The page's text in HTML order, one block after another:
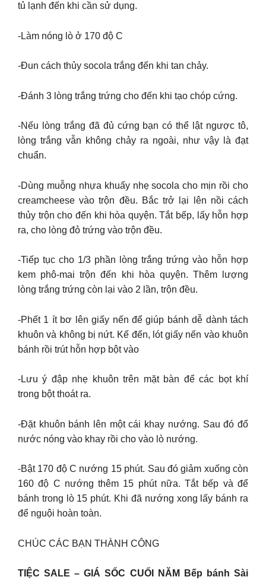
tủ lạnh đến khi cần sử dụng.
-Làm nóng lò ở 170 độ C
-Đun cách thủy socola trắng đến khi tan chảy.
-Đánh 3 lòng trắng trứng cho đến khi tạo chóp cứng.
-Nếu lòng trắng đã đủ cứng bạn có thể lật ngược tô,
lòng trắng vẫn không chảy ra ngoài, như vậy là đạt
chuẩn.
-Dùng muỗng nhựa khuấy nhẹ socola cho mịn rồi cho
creamcheese vào trộn đều. Bắc trở lại lên nồi cách
thủy trộn cho đến khi hòa quyện. Tắt bếp, lấy hỗn hợp
ra, cho lòng đỏ trứng vào trộn đều.
-Tiếp tục cho 1/3 phần lòng trắng trứng vào hỗn hợp
kem phô-mai trộn đến khi hòa quyện. Thêm lượng
lòng trắng trứng còn lại vào 2 lần, trộn đều.
-Phết 1 ít bơ lên giấy nến để giúp bánh dễ dành tách
khuôn và không bị nứt. Kế đến, lót giấy nến vào khuôn
bánh rồi trút hỗn hợp bột vào
-Lưu ý đập nhẹ khuôn trên mặt bàn để các bọt khí
trong bột thoát ra.
-Đặt khuôn bánh lên một cái khay nướng. Sau đó đổ
nước nóng vào khay rồi cho vào lò nướng.
-Bật 170 độ C nướng 15 phút. Sau đó giảm xuống còn
160 độ C nướng thêm 15 phút nữa. Tắt bếp và để
bánh trong lò 15 phút. Khi đã nướng xong lấy bánh ra
để nguội hoàn toàn.
CHÚC CÁC BẠN THÀNH CÔNG
TIỆC SALE – GIÁ SỐC CUỐI NĂM Bếp bánh Sài